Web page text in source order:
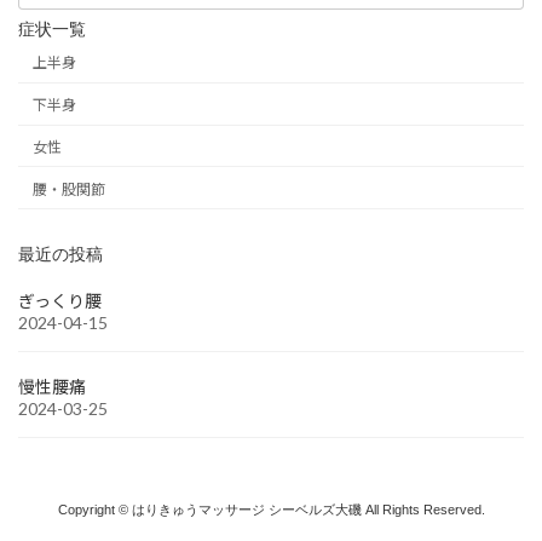
症状一覧
上半身
下半身
女性
腰・股関節
最近の投稿
ぎっくり腰
2024-04-15
慢性腰痛
2024-03-25
Copyright © はりきゅうマッサージ シーベルズ大磯 All Rights Reserved.